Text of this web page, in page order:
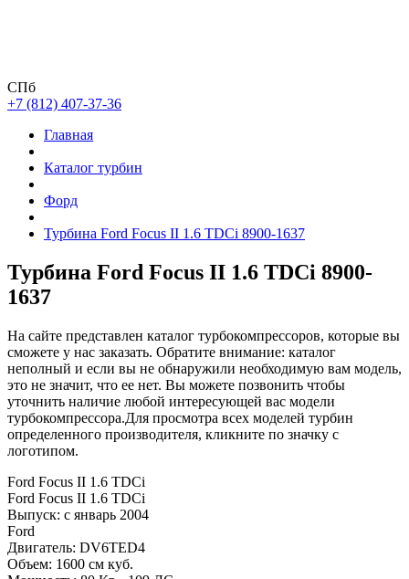
СПб
+7 (812) 407-37-36
Главная
Каталог турбин
Форд
Турбина Ford Focus II 1.6 TDCi 8900-1637
Турбина Ford Focus II 1.6 TDCi 8900-
1637
На сайте представлен каталог турбокомпрессоров, которые вы
сможете у нас заказать. Обратите внимание: каталог
неполный и если вы не обнаружили необходимую вам модель,
это не значит, что ее нет. Вы можете позвонить чтобы
уточнить наличие любой интересующей вас модели
турбокомпрессора.Для просмотра всех моделей турбин
определенного производителя, кликните по значку с
логотипом.
Ford Focus II 1.6 TDCi
Ford Focus II 1.6 TDCi
Выпуск: с январь 2004
Ford
Двигатель: DV6TED4
Объем: 1600 см куб.